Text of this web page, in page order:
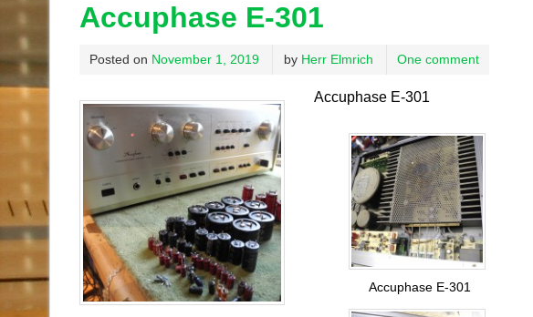
Accuphase E-301
Posted on November 1, 2019 by Herr Elmrich One comment
Accuphase E-301
Accuphase E-301